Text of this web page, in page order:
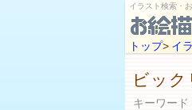
イラスト検索・
トップ> イ
ビッ
キーワー